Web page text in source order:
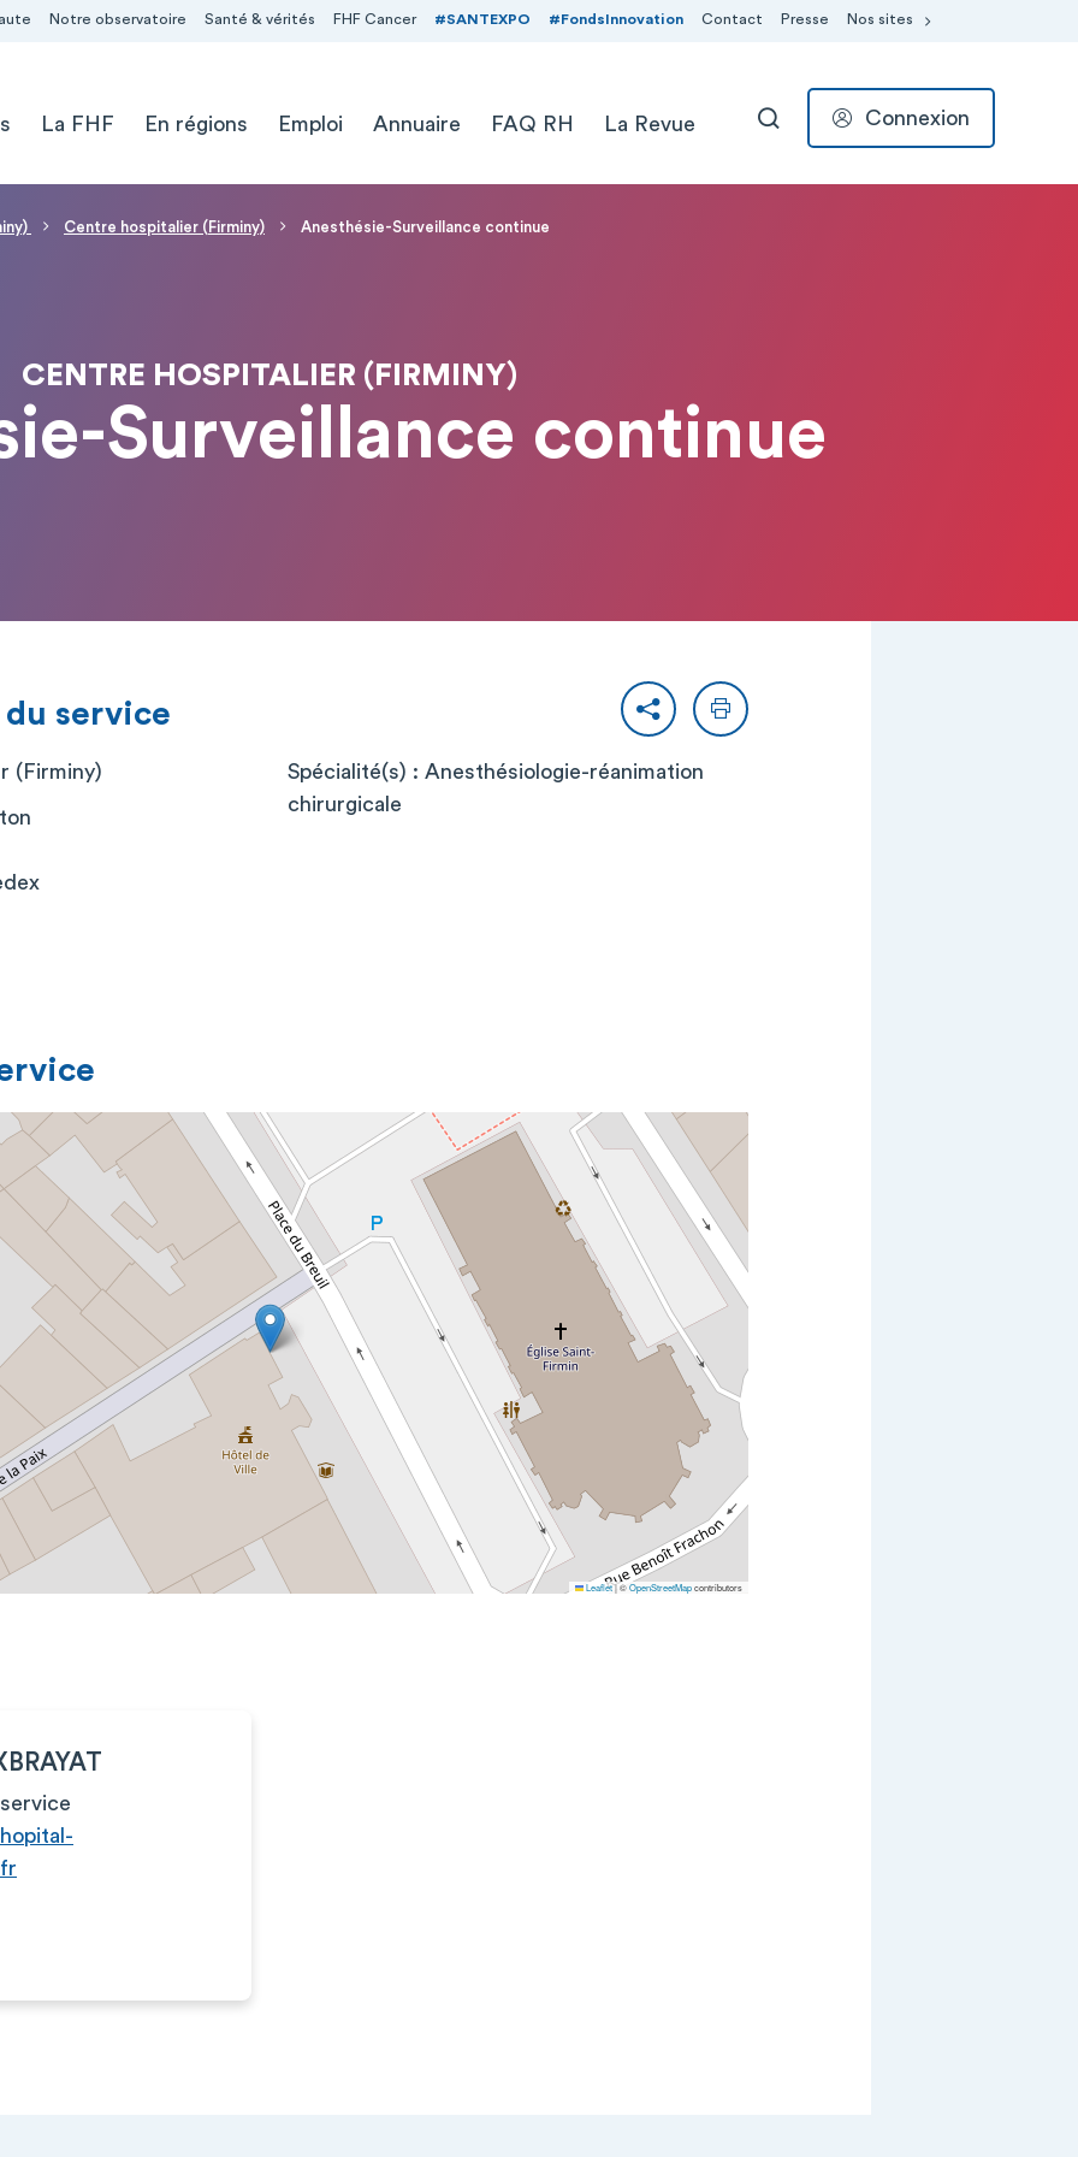
Notre observatoire Santé & vérités FHF Cancer #SANTEXPO #FondsInnovation Contact Presse Nos sites
La FHF En régions Emploi Annuaire FAQ RH La Revue RECHERCHER
Connexion
Centre hospitalier (Firminy) Anesthésie-Surveillance continue
CENTRE HOSPITALIER (FIRMINY)
Surveillance continue
PartagerImprimer
service
(Firminy)
Spécialité(s) : Anesthésiologie-réanimation
chirurgicale
Leaflet|©OpenStreetMapcontributors